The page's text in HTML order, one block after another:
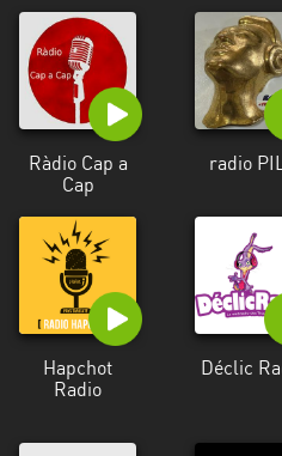
Ràdio Cap a
Cap
radio
Hapchot
Radio
Déclic